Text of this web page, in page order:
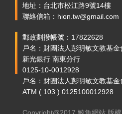
地址：台北市松江路9號14樓
聯絡信箱：hion.tw@gmail.com
郵政劃撥帳號：17822628
戶名：財團法人彭明敏文教基金
新光銀行 南東分行
0125-10-0012928
戶名：財團法人彭明敏文教基金
ATM ( 103 ) 0125100012928